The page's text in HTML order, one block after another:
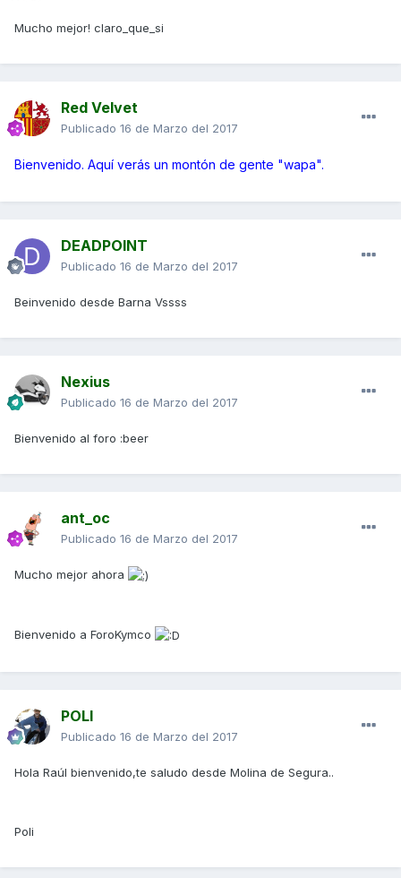
Mucho mejor! claro_que_si
Red Velvet
Publicado 16 de Marzo del 2017
Bienvenido. Aquí verás un montón de gente "wapa".
DEADPOINT
Publicado 16 de Marzo del 2017
Beinvenido desde Barna Vssss
Nexius
Publicado 16 de Marzo del 2017
Bienvenido al foro :beer
ant_oc
Publicado 16 de Marzo del 2017
Mucho mejor ahora
Bienvenido a ForoKymco
POLI
Publicado 16 de Marzo del 2017
Hola Raúl bienvenido,te saludo desde Molina de Segura..
Poli